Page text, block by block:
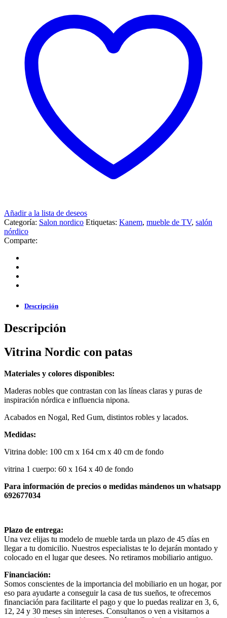
Añadir a la lista de deseos
Categoría: Salon nordico Etiquetas: Kanem, mueble de TV, salón
nórdico
Comparte:
Descripción
Descripción
Vitrina Nordic con patas
Materiales y colores disponibles:
Maderas nobles que contrastan con las lí­neas claras y puras de
inspiración nórdica e influencia nipona.
Acabados en Nogal, Red Gum, distintos robles y lacados.
Medidas:
Vitrina doble: 100 cm x 164 cm x 40 cm de fondo
vitrina 1 cuerpo: 60 x 164 x 40 de fondo
Para información de precios o medidas mándenos un whatsapp
692677034
Plazo de entrega:
Una vez elijas tu modelo de mueble tarda un plazo de 45 días en
llegar a tu domicilio. Nuestros especialistas te lo dejarán montado y
colocado en el lugar que desees. No retiramos mobiliario antiguo.
Financiación:
Somos conscientes de la importancia del mobiliario en un hogar, por
eso para ayudarte a conseguir la casa de tus sueños, te ofrecemos
financiación para facilitarte el pago y que lo puedas realizar en 3, 6,
12, 24 y 30 meses sin intereses. Consultanos o ven a visitarnos a